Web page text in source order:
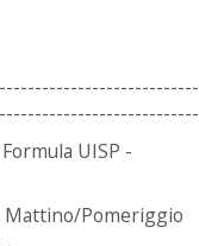
UISP -
Mattino/Pomeriggio